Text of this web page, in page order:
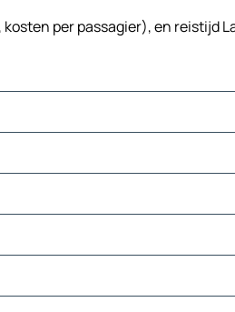
per passagier), en reistijd